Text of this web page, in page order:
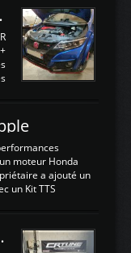
la large bande
deepfake
connectée sur
pour
est une
variable d'un
...
FK2
moteur Honda
a ajouté un
un Kit TTS
de son moteur:
300Cv sans